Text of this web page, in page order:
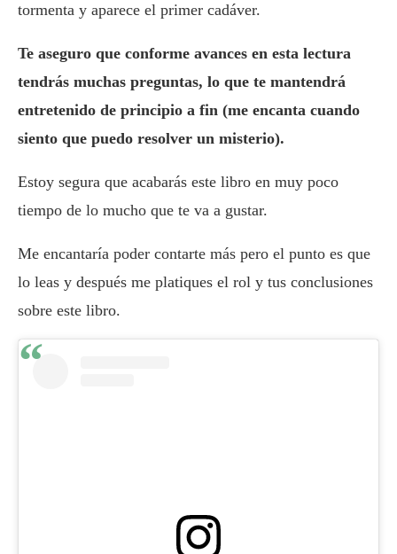
tormenta y aparece el primer cadáver.
Te aseguro que conforme avances en esta lectura
tendrás muchas preguntas, lo que te mantendrá
entretenido de principio a fin (me encanta cuando
siento que puedo resolver un misterio).
Estoy segura que acabarás este libro en muy poco
tiempo de lo mucho que te va a gustar.
Me encantaría poder contarte más pero el punto es que
lo leas y después me platiques el rol y tus conclusiones
sobre este libro.